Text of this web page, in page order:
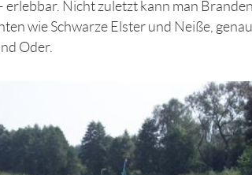
erlebbar. Nicht zuletzt kann man
wie Schwarze Elster und Neiße,
Oder.